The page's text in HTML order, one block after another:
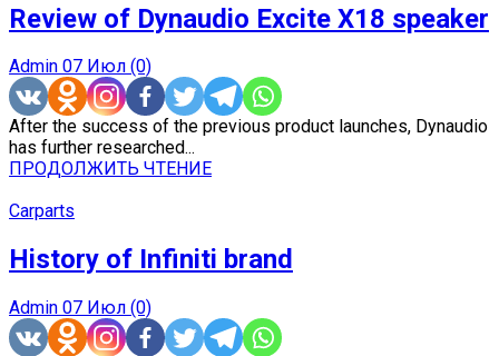
Review of Dynaudio Excite X18 speaker
Admin 07 Июл (0)
After the success of the previous product launches, Dynaudio
has further researched...
ПРОДОЛЖИТЬ ЧТЕНИЕ
Carparts
History of Infiniti brand
Admin 07 Июл (0)